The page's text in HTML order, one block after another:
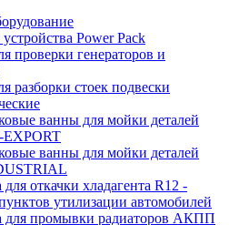
Power Pack
проверки генераторов и
разборки стоек подвески
ванны для мойки деталей
EXPORT
ванны для мойки деталей
для откачки хладагента R12 -
утилизации автомобилей
для промывки радиаторов АКПП